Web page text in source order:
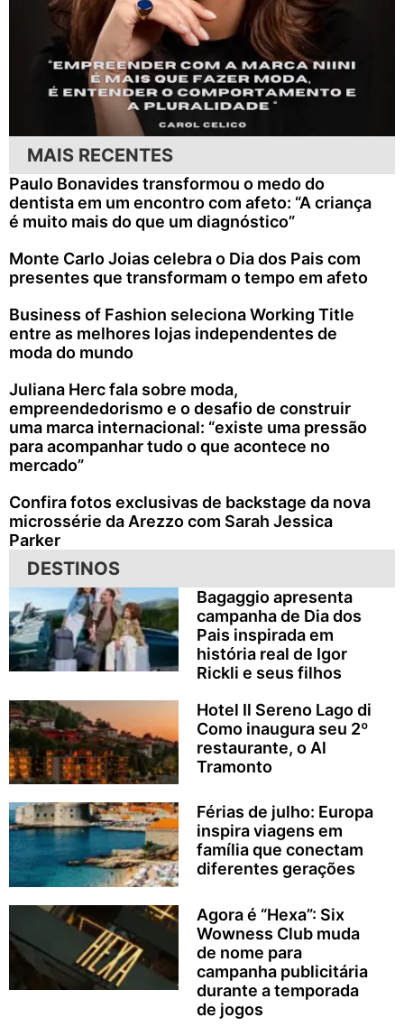
MAIS RECENTES
Paulo Bonavides transformou o medo do
dentista em um encontro com afeto: “A criança
é muito mais do que um diagnóstico”
Monte Carlo Joias celebra o Dia dos Pais com
presentes que transformam o tempo em afeto
Business of Fashion seleciona Working Title
entre as melhores lojas independentes de
moda do mundo
Juliana Herc fala sobre moda,
empreendedorismo e o desafio de construir
uma marca internacional: “existe uma pressão
para acompanhar tudo o que acontece no
mercado”
Confira fotos exclusivas de backstage da nova
microssérie da Arezzo com Sarah Jessica
Parker
DESTINOS
Bagaggio apresenta
campanha de Dia dos
Pais inspirada em
história real de Igor
Rickli e seus filhos
Hotel Il Sereno Lago di
Como inaugura seu 2º
restaurante, o Al
Tramonto
Férias de julho: Europa
inspira viagens em
família que conectam
diferentes gerações
Agora é “Hexa”: Six
Wowness Club muda
de nome para
campanha publicitária
durante a temporada
de jogos